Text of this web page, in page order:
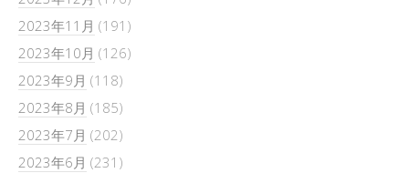
2023年11月 (191)
2023年10月 (126)
2023年9月 (118)
2023年8月 (185)
2023年7月 (202)
2023年6月 (231)